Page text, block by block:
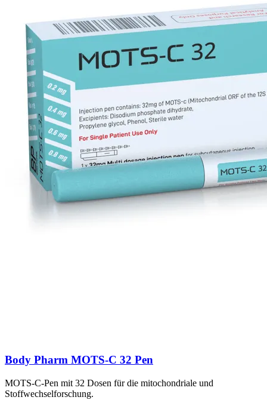
Body Pharm MOTS-C 32 Pen
MOTS-C-Pen mit 32 Dosen für die mitochondriale und
Stoffwechselforschung.